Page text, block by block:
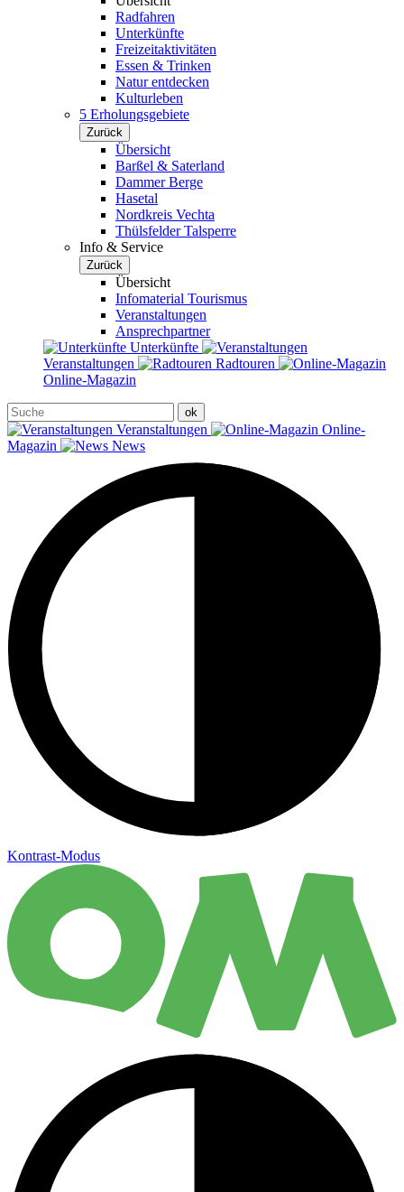
Radfahren
Unterkünfte
Freizeitaktivitäten
Essen & Trinken
Natur entdecken
Kulturleben
5 Erholungsgebiete
Zurück
Übersicht
Barßel & Saterland
Dammer Berge
Hasetal
Nordkreis Vechta
Thülsfelder Talsperre
Info & Service
Zurück
Übersicht
Infomaterial Tourismus
Veranstaltungen
Ansprechpartner
Unterkünfte
Veranstaltungen
Radtouren
Online-Magazin
Veranstaltungen
Online-
Magazin
News
Kontrast-Modus